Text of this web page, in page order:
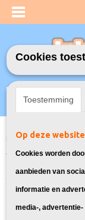
Inloggen
Home>Model Printer
Alle
Pixma
Cookies
Toestemming
Op deze
Cookies worden
aanbieden van
informatie en
media-,